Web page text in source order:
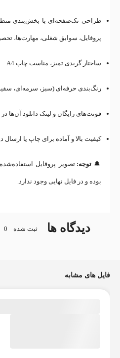
طراحی تک‌صفحه‌ای با بخش‌بندی
پروفایل، سوابق شغلی، مهارت‌ها،
ساختار گریدی تمیز، مناسب چاپ A4
رنگ‌بندی حرفه‌ای (سبز، سرمه‌ای،
فونت‌های رایگان و لینک دانلود آن‌ها
کیفیت بالا و آماده برای چاپ یا ارسال
🔔توجه: تصویر پروفایل
بوده و در فایل نهایی وجود ندارد.
دیدگاه ها ثبت شده 0
فایل های مشابه